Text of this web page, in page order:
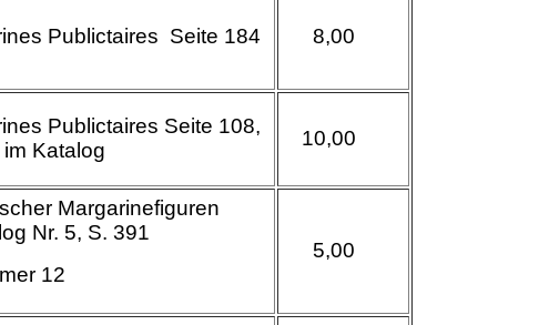
Publictaires Seite 184 8,00
Publictaires Seite 108,
im Katalog
10,00
Margarinefiguren
Nr. 5, S. 391
12
5,00